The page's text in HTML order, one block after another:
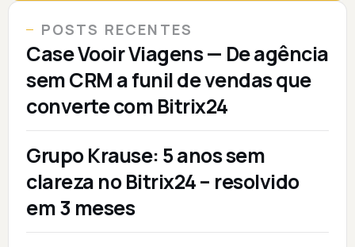
POSTS RECENTES
Case Vooir Viagens — De agência
sem CRM a funil de vendas que
converte com Bitrix24
Grupo Krause: 5 anos sem
clareza no Bitrix24 – resolvido
em 3 meses